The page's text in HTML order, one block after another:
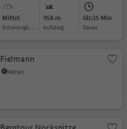
Mittel
Schwierigkeitsgrad
958 m
Aufstieg
6h:25 Min
Dauer
Fielmann
Meran